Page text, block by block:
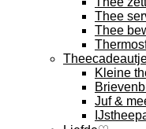
Thee
Thee
Kleine
Juf &